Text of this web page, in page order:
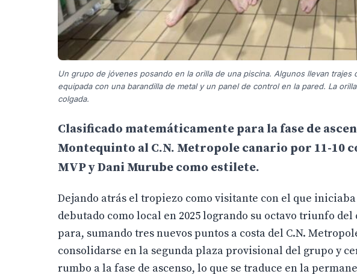
Un grupo de jóvenes posando en la orilla de una piscina. Algunos llevan
equipada con una barandilla de metal y un panel de control en la pared. La
colgada.
Clasificado matemáticamente para la fase de
Montequinto al C.N. Metropole canario por 11-10
MVP y Dani Murube como estilete.
Dejando atrás el tropiezo como visitante con el que
debutado como local en 2025 logrando su octavo triunfo
para, sumando tres nuevos puntos a costa del C.N.
consolidarse en la segunda plaza provisional del grupo y
rumbo a la fase de ascenso, lo que se traduce en la